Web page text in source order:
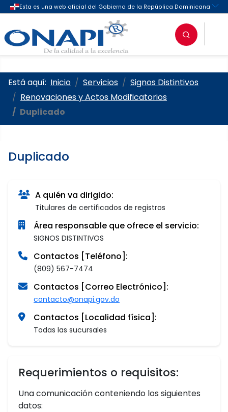
Oficina Nacional de la
Está aquí: Inicio Servicios
Signos Distintivos
Renovaciones y Actos Modificatorios
Duplicado
Duplicado
A quién va dirigido:
Titulares de certificados de registros
Área responsable que ofrece el servicio:
SIGNOS DISTINTIVOS
Contactos [Teléfono]:
(809) 567-7474
Contactos [Correo Electrónico]:
contacto@onapi.gov.do
Contactos [Localidad física]:
Todas las sucursales
Requerimientos o requisitos:
Una comunicación conteniendo los siguientes
datos: